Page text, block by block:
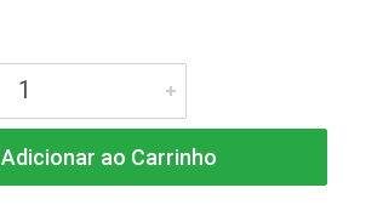
Adicionar ao Carrinho